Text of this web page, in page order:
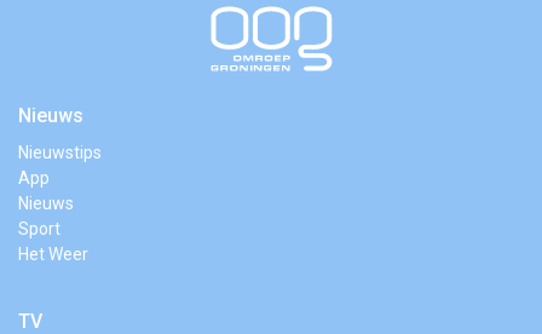
Nieuws
Nieuwstips
App
Nieuws
Sport
Het Weer
TV